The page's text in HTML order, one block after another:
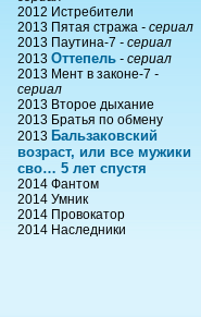
2012 Истребители
2013 Пятая стража- сериал
2013 Паутина-7- сериал
2013Оттепель - сериал
2013 Мент в законе-7-
сериал
2013 Второе дыхание
2013 Братья по обмену
2013 Бальзаковский
возраст, или все мужики
сво… 5 лет спустя
2014 Фантом
2014 Умник
2014 Провокатор
2014 Наследники